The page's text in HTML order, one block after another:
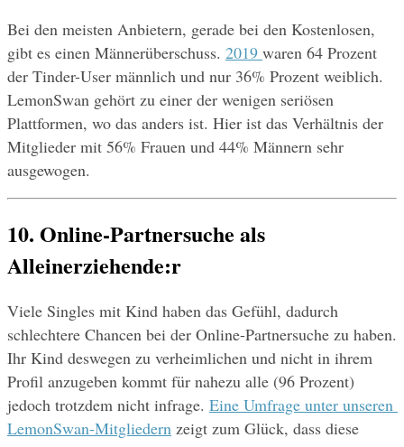
Bei den meisten Anbietern, gerade bei den Kostenlosen,
gibt es einen Männerüberschuss. 2019 waren 64 Prozent
der Tinder-User männlich und nur 36% Prozent weiblich.
LemonSwan gehört zu einer der wenigen seriösen
Plattformen, wo das anders ist. Hier ist das Verhältnis der
Mitglieder mit 56% Frauen und 44% Männern sehr
ausgewogen.
10. Online-Partnersuche als
Alleinerziehende:r
Viele Singles mit Kind haben das Gefühl, dadurch
schlechtere Chancen bei der Online-Partnersuche zu haben.
Ihr Kind deswegen zu verheimlichen und nicht in ihrem
Profil anzugeben kommt für nahezu alle (96 Prozent)
jedoch trotzdem nicht infrage. Eine Umfrage unter unseren
LemonSwan-Mitgliedern zeigt zum Glück, dass diese